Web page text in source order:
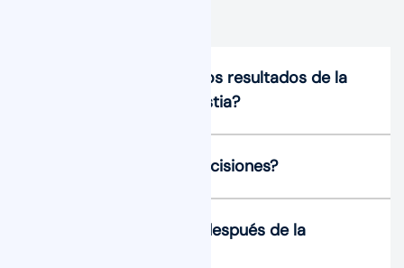
¿Cuánto tiempo duran los resultados de la
operación de ginecomastia?
¿Dónde se realizan las incisiones?
¿Puedo hacer ejercicio después de la